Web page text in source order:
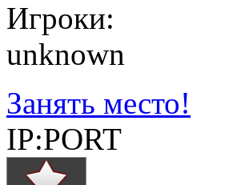
Игроки:
unknown
Занять место!
IP:PORT